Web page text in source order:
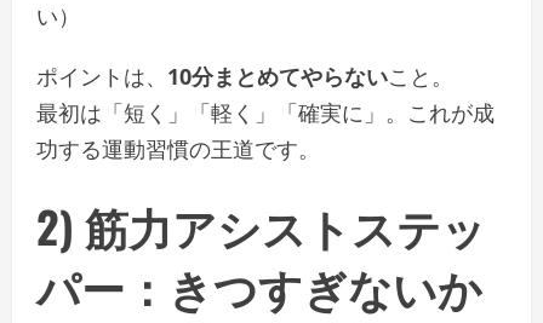
い）
ポイントは、 10分まとめてやらないこと。
最初は「短く」「軽く」「確実に」。これが成
功する運動習慣の王道です。
2) 筋力アシストステッ
パー ：きつすぎないか